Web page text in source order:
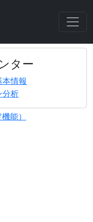
ター
情報
分析
能）